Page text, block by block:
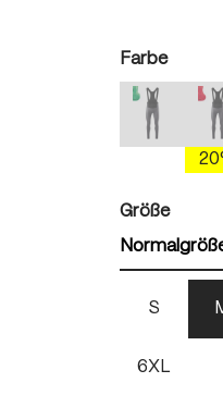
Farbe
mercury
(Diese
Größe
S
6XL